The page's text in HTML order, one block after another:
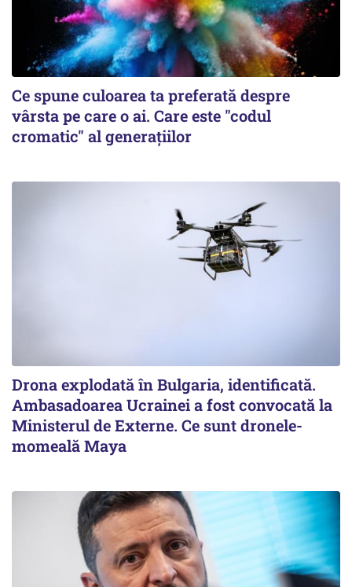
Ce spune culoarea ta preferată despre
vârsta pe care o ai. Care este "codul
cromatic" al generațiilor
Drona explodată în Bulgaria, identificată.
Ambasadoarea Ucrainei a fost convocată la
Ministerul de Externe. Ce sunt dronele-
momeală Maya